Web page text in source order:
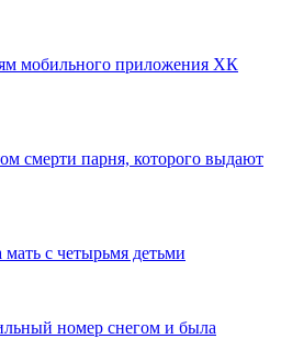
мобильного приложения ХК
смерти парня, которого выдают
с четырьмя детьми
номер снегом и была